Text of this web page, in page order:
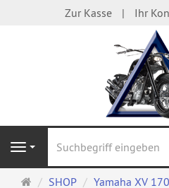
Zur Kasse Ihr
Navigation
Startseite
SHOP Yamaha XV